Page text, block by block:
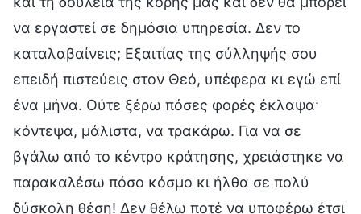
να εργαστεί σε δημόσια υπηρεσία. Δεν το
καταλαβαίνεις; Εξαιτίας της σύλληψής σου
επειδή πιστεύεις στον Θεό, υπέφερα κι εγώ επί
ένα μήνα. Ούτε ξέρω πόσες φορές έκλαψα·
κόντεψα, μάλιστα, να τρακάρω. Για να σε
βγάλω από το κέντρο κράτησης, χρειάστηκε να
παρακαλέσω πόσο κόσμο κι ήλθα σε πολύ
δύσκολη θέση! Δεν θέλω ποτέ να υποφέρω έτσι